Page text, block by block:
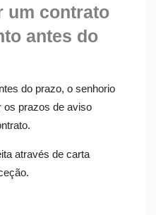
um contrato
antes do
do prazo, o senhorio
os prazos de aviso
através de carta